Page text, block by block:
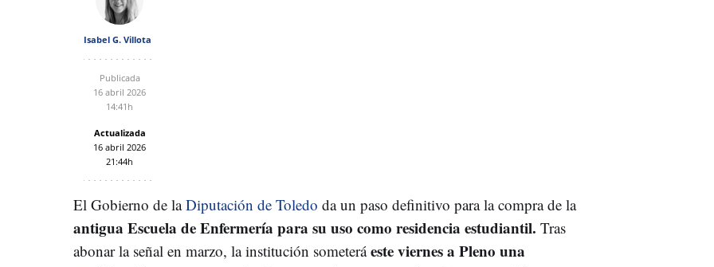
Isabel G. Villota
Publicada
16 abril 2026
14:41h
Actualizada
16 abril 2026
21:44h
El Gobierno de laDiputación de Toledo da un paso definitivo para la compra de la
antigua Escuela de Enfermería para su uso como residencia estudiantil. Tras
abonar la señal en marzo, la institución someteráeste viernes a Pleno una